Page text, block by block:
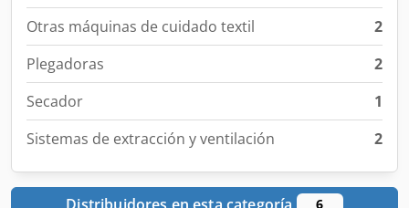
Otras máquinas de cuidado textil
2
Plegadoras
2
Secador
1
Sistemas de extracción y ventilación
2
6